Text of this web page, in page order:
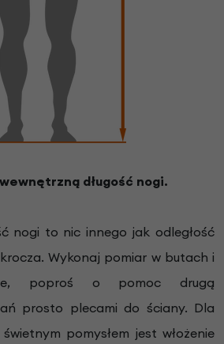
długość nogi.
nogi to nic innego jak odległość
Wykonaj pomiar w butach i
poproś o pomoc drugą
prosto plecami do ściany. Dla
pomysłem jest włożenie